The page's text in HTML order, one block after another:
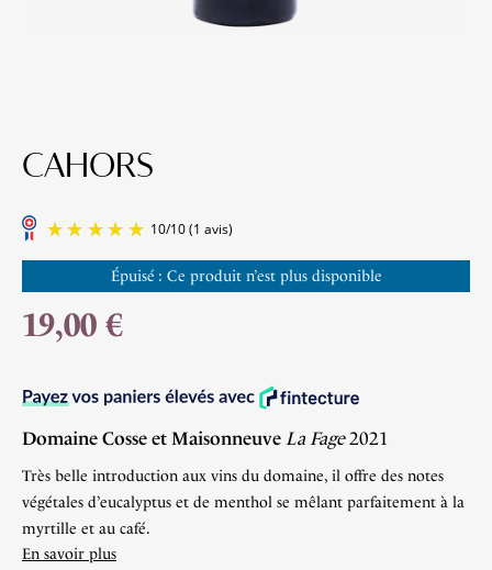
CAHORS
Épuisé : Ce produit n’est plus disponible
19,00 €
Domaine Cosse et Maisonneuve La Fage2021
Très belle introduction aux vins du domaine, il offre des notes
végétales d’eucalyptus et de menthol se mêlant parfaitement à la
myrtille et au café.
En savoir plus